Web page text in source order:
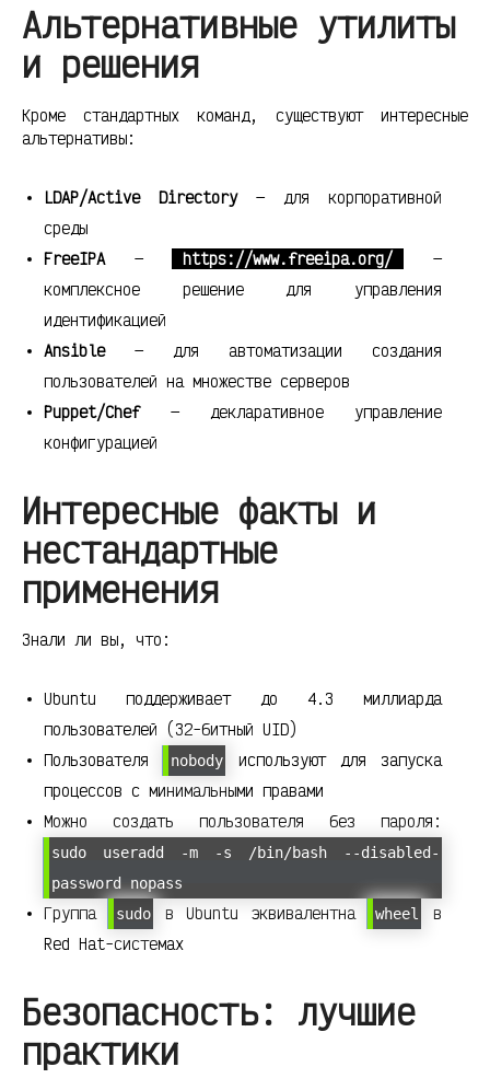
Альтернативные утилиты
и решения
Кроме стандартных команд, существуют интересные
альтернативы:
LDAP/Active Directory— для корпоративной
среды
FreeIPA— https://www.freeipa.org/
—
комплексное решение для управления
идентификацией
Ansible— для автоматизации создания
пользователей на множестве серверов
Puppet/Chef— декларативное управление
конфигурацией
Интересные факты и
нестандартные
применения
Знали ли вы, что:
Ubuntu поддерживает до 4.3 миллиарда
пользователей (32-битный UID)
Пользователя
nobody
используют для запуска
процессов с минимальными правами
Можно создать пользователя без пароля:
sudo useradd -m -s /bin/bash --disabled-
password nopass
Группа sudo в Ubuntu эквивалентна wheel
в
Red Hat-системах
Безопасность: лучшие
практики